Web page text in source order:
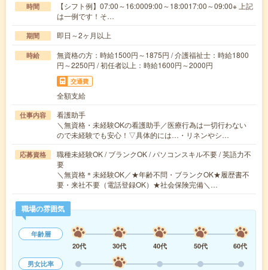
時間
【シフト例】07:00～16:0009:00～18:0017:00～09:00※ 上記
は一例です！そ…
期間 即日～2ヶ月以上
時給
無資格の方：時給1500円～1875円 / 介護福祉士：時給1800
円～2250円 / 初任者以上：時給1600円～2000円
交通費
全額支給
仕事内容
看護助手
＼無資格・未経験OKの看護助手／医療行為は一切行わない
ので未経験でも安心！▽具体的には…・リネンやシ…
応募資格
職種未経験OK / ブランクOK / パソコンスキル不要 / 英語力不
要
＼無資格＊未経験OK／★年齢不問・ブランクOK★履歴書不
要・来社不要（電話登録OK）★社会保険完備＼…
職場の雰囲気
年齢層
20代
30代 40代 50代
60代
男女比率